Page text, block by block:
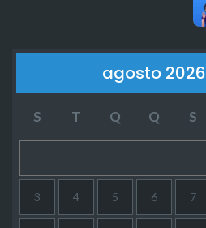
agosto 2026
S T Q Q S
3 4 5 6 7